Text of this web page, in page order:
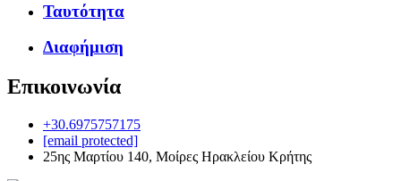
Ταυτότητα
Διαφήμιση
Επικοινωνία
+30.6975757175
[email protected]
25ης Μαρτίου 140, Μοίρες Ηρακλείου Κρήτης